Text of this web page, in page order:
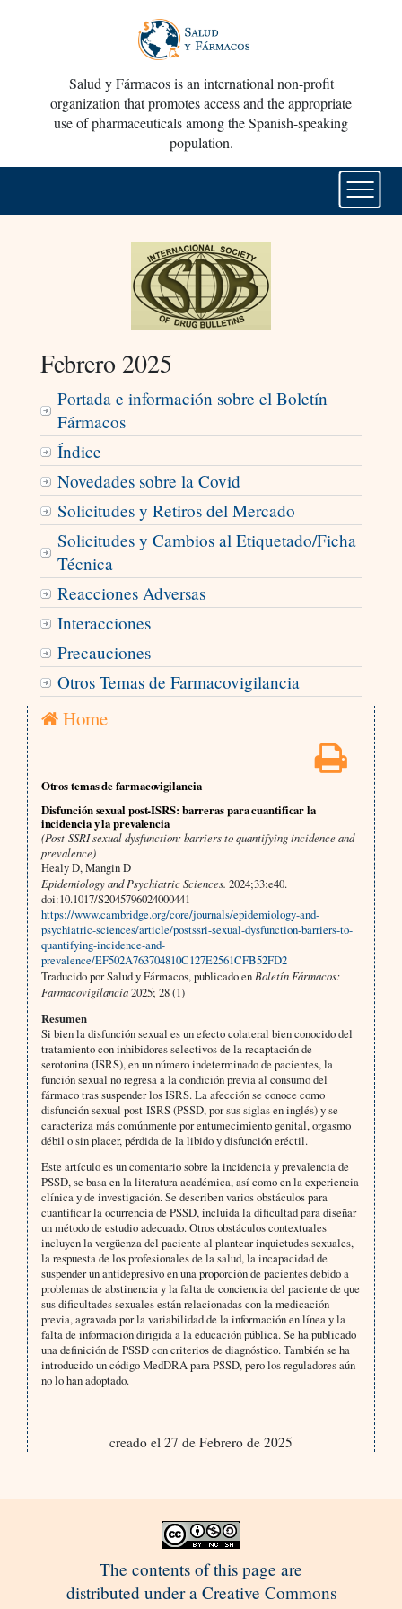
Salud y Fármacos is an international non-profit
organization that promotes access and the appropriate
use of pharmaceuticals among the Spanish-speaking
population.
Febrero 2025
Portada e información sobre el Boletín
Fármacos
Índice
Novedades sobre la Covid
Solicitudes y Retiros del Mercado
Solicitudes y Cambios al Etiquetado/Ficha
Técnica
Reacciones Adversas
Interacciones
Precauciones
Otros Temas de Farmacovigilancia
Home
Otros temas de farmacovigilancia
Disfunción sexual post-ISRS: barreras para cuantificar la
incidencia y la prevalencia
(Post-SSRI sexual dysfunction: barriers to quantifying incidence and
prevalence)
Healy D, Mangin D
Epidemiology and Psychiatric Sciences. 2024;33:e40.
doi:10.1017/S2045796024000441
https://www.cambridge.org/core/journals/epidemiology-and-
psychiatric-sciences/article/postssri-sexual-dysfunction-barriers-to-
quantifying-incidence-and-
prevalence/EF502A763704810C127E2561CFB52FD2
Traducido por Salud y Fármacos, publicado en Boletín Fármacos:
Farmacovigilancia2025; 28 (1)
Resumen
Si bien la disfunción sexual es un efecto colateral bien conocido del
tratamiento con inhibidores selectivos de la recaptación de
serotonina (ISRS), en un número indeterminado de pacientes, la
función sexual no regresa a la condición previa al consumo del
fármaco tras suspender los ISRS. La afección se conoce como
disfunción sexual post-ISRS (PSSD, por sus siglas en inglés) y se
caracteriza más comúnmente por entumecimiento genital, orgasmo
débil o sin placer, pérdida de la libido y disfunción eréctil.
Este artículo es un comentario sobre la incidencia y prevalencia de
PSSD, se basa en la literatura académica, así como en la experiencia
clínica y de investigación. Se describen varios obstáculos para
cuantificar la ocurrencia de PSSD, incluida la dificultad para diseñar
un método de estudio adecuado. Otros obstáculos contextuales
incluyen la vergüenza del paciente al plantear inquietudes sexuales,
la respuesta de los profesionales de la salud, la incapacidad de
suspender un antidepresivo en una proporción de pacientes debido a
problemas de abstinencia y la falta de conciencia del paciente de que
sus dificultades sexuales están relacionadas con la medicación
previa, agravada por la variabilidad de la información en línea y la
falta de información dirigida a la educación pública. Se ha publicado
una definición de PSSD con criterios de diagnóstico. También se ha
introducido un código MedDRA para PSSD, pero los reguladores aún
no lo han adoptado.
creado el 27 de Febrero de 2025
The contents of this page are
distributed under a Creative Commons